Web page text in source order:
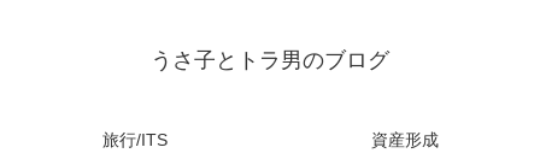
うさ子とトラ男のブログ
旅行/ITS 資産形成